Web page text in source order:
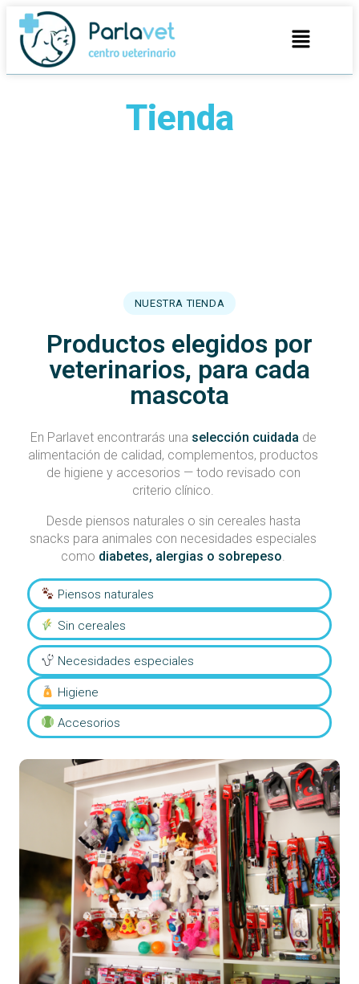
Tienda
NUESTRA TIENDA
Productos elegidos por
veterinarios, para cada
mascota
En Parlavet encontrarás una selección cuidada de
alimentación de calidad, complementos, productos
de higiene y accesorios — todo revisado con
criterio clínico.
Desde piensos naturales o sin cereales hasta
snacks para animales con necesidades especiales
como diabetes, alergias o sobrepeso.
Piensos naturales
Sin cereales
Necesidades especiales
Higiene
Accesorios